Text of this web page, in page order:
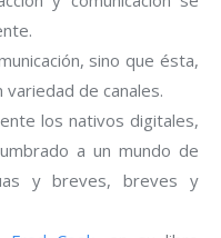
sino que ésta,
de canales.
los nativos digitales,
a un mundo de
y breves, breves y